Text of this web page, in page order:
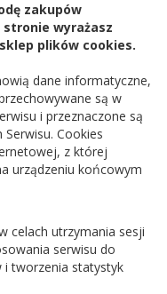
zakupów
wyrażasz
plików cookies.
dane informatyczne,
są w
i przeznaczone są
Cookies
z której
urządzeniu końcowym
celach utrzymania sesji
serwisu do
i tworzenia statystyk